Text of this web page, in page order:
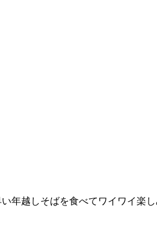
年越しそばを食べてワイワイ楽し